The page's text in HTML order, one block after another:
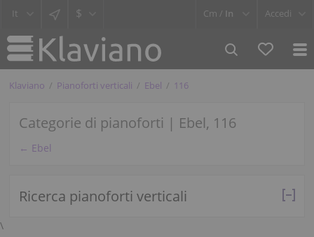
$ Cm / In Accedi
Klaviano Pianoforti verticali Ebel 116
Categorie di pianoforti | Ebel, 116
← Ebel
Ricerca pianoforti verticali
\